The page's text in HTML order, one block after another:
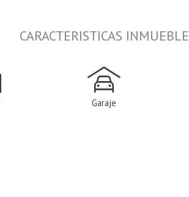
CARACTERISTICAS INMUEBLE
Garaje